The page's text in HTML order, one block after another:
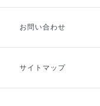
お支払方法
キャンセル・返品・交換
お問い合わせ
サイトマップ